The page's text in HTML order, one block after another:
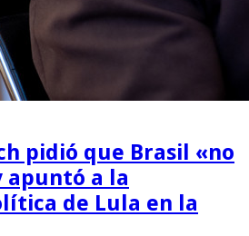
pidió que Brasil «no
apuntó a la
de Lula en la